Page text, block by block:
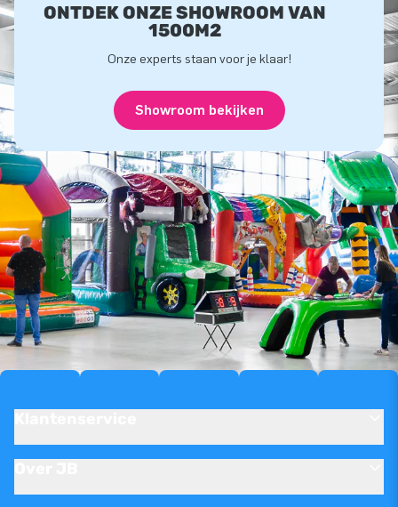
ONTDEK ONZE SHOWROOM VAN
1500M2
Onze experts staan voor je klaar!
Showroom bekijken